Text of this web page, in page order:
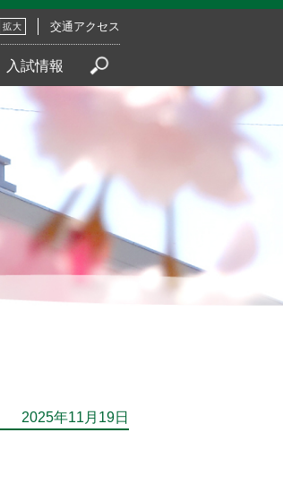
拡大 交通アクセス
入試情報
2025年11月19日